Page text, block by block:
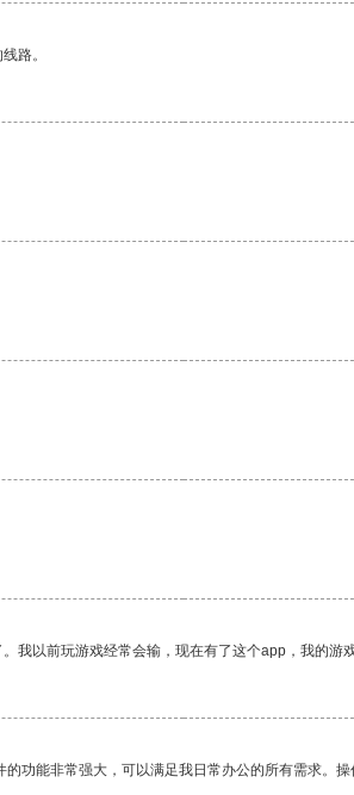
路。
我以前玩游戏经常会输，现在有了这个app，我的游
功能非常强大，可以满足我日常办公的所有需求。操